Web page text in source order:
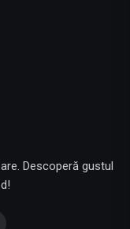
Descoperă gustul